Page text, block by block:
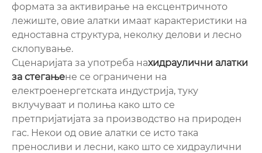
формата за активирање на ексцентричното
лежиште, овие алатки имаат карактеристики на
едноставна структура, неколку делови и лесно
склопување.
Сценаријата за употреба нахидраулични алатки
за стегањене се ограничени на
електроенергетската индустрија, туку
вклучуваат и полиња како што се
претпријатијата за производство на природен
гас. Некои од овие алатки се исто така
преносливи и лесни, како што се хидраулични